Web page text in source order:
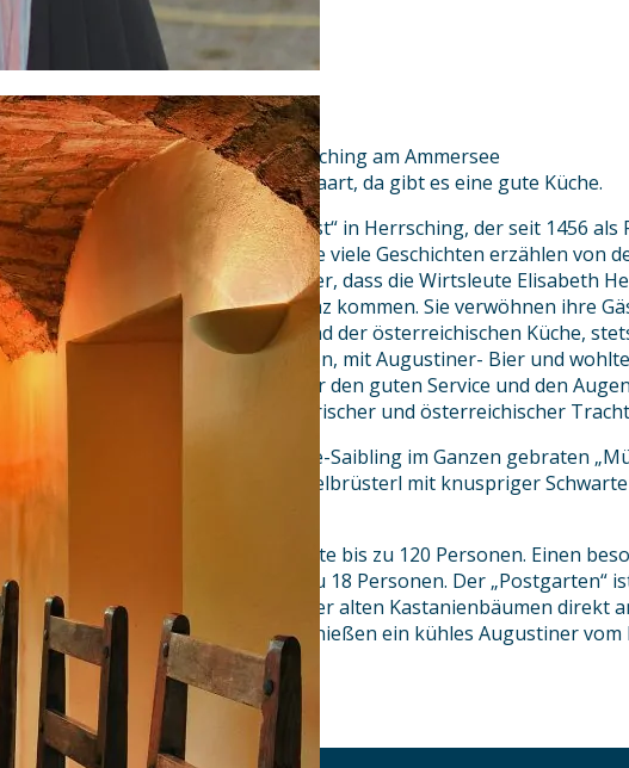
Lohnendes Ausflugsziel in Herrsching am Ammersee
Wo Bayern sich mit Österreich paart, da gibt es eine gute Küche.
Der historische „Gasthof zur Post“ in Herrsching, der seit 1456 als
bewirtet und beherbergt, könnte viele Geschichten erzählen von
und Österreich. Umso charmanter, dass die Wirtsleute Elisabeth
Walch aus München und aus Graz kommen. Sie verwöhnen ihre
Schmankerln der bayerischen und der österreichischen Küche,
Produkten – meist aus der Region, mit Augustiner- Bier und
nur österreichischen Weinen. Für den guten Service und den
fesche Madln und Buam in bayerischer und österreichischer
Freitags gibt es fangfrischen See-Saibling im Ganzen gebraten
Samstag und Sonntag Spanferkelbrüsterl mit knuspriger
Riesenkartoffelknödel.
Der Gasthof bietet Raum für Feste bis zu 120 Personen. Einen
bietet das Ritterstüberl für bis zu 18 Personen. Der „Postgarten“
Biergärten. Die Gäste sitzen unter alten Kastanienbäumen direkt
ihre Brotzeit mitbringen und genießen ein kühles Augustiner vom